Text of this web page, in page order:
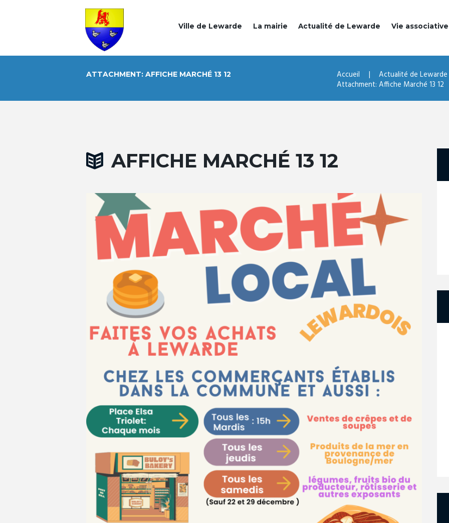
Ville de Lewarde La mairie Actualité de Lewarde Vie associative
ATTACHMENT: AFFICHE MARCHÉ 13 12 Accueil Actualité de Lewarde
Attachment: Affiche Marché 13 12
AFFICHE MARCHÉ 13 12